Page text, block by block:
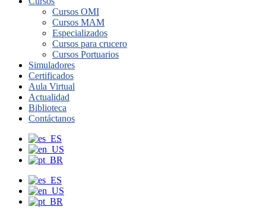
Cursos OMI
Cursos MAM
Especializados
Cursos para crucero
Cursos Portuarios
Simuladores
Certificados
Aula Virtual
Actualidad
Biblioteca
Contáctanos